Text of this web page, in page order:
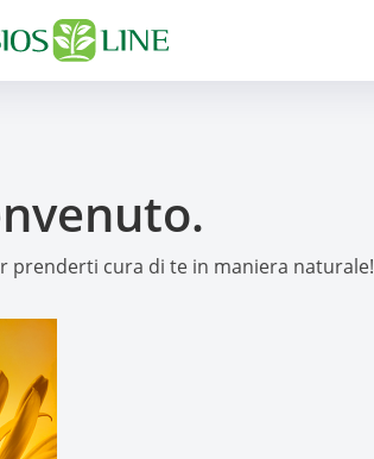
prenderti cura di te in maniera naturale!